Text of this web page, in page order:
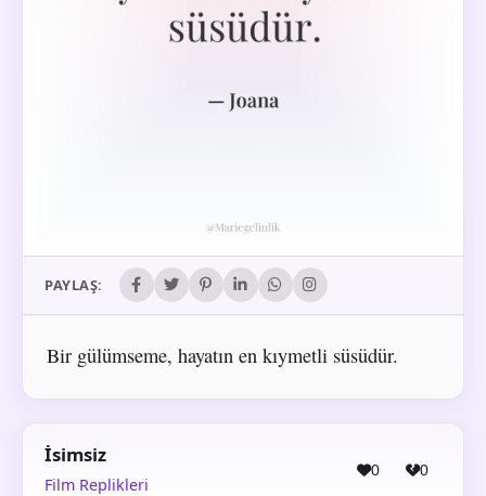
PAYLAŞ:
Bir gülümseme, hayatın en kıymetli süsüdür.
İsimsiz
Film Replikleri
0 0